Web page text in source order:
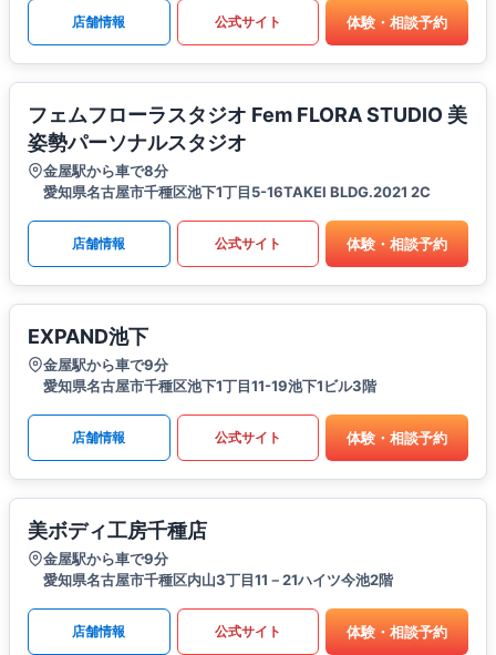
店舗情報 公式サイト 体験・相談予約
フェムフローラスタジオ Fem FLORA STUDIO 美
姿勢パーソナルスタジオ
金屋駅から車で8分
愛知県名古屋市千種区池下1丁目5-16TAKEI BLDG.2021 2C
店舗情報 公式サイト 体験・相談予約
EXPAND池下
金屋駅から車で9分
愛知県名古屋市千種区池下1丁目11-19池下1ビル3階
店舗情報 公式サイト 体験・相談予約
美ボディ工房千種店
金屋駅から車で9分
愛知県名古屋市千種区内山3丁目11－21ハイツ今池2階
店舗情報 公式サイト 体験・相談予約